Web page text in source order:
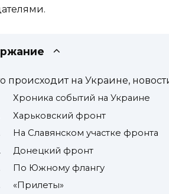
происходит на Украине,
Хроника событий на Украине
Харьковский фронт
На Славянском участке фронта
Донецкий фронт
По Южному флангу
«Прилеты»